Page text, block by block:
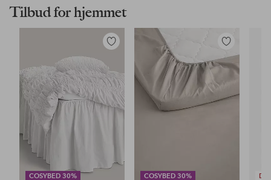
Tilbud for hjemmet
COSYBED 30%
Legg
favoritter
COSYBED 30%
Legg
til
favoritter